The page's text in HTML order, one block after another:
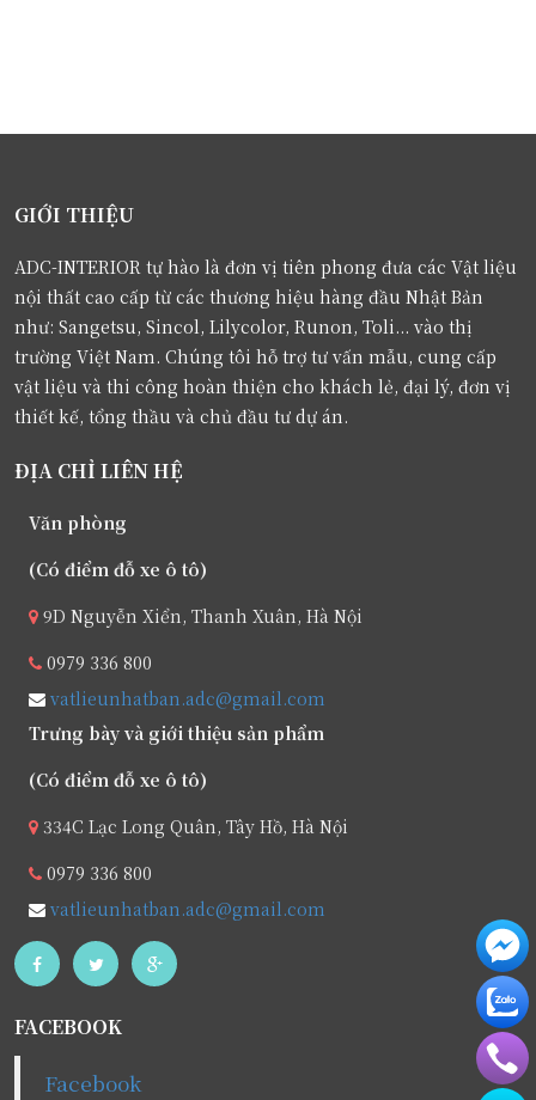
GIỚI THIỆU
ADC-INTERIOR tự hào là đơn vị tiên phong đưa các Vật liệu
nội thất cao cấp từ các thương hiệu hàng đầu Nhật Bản
như: Sangetsu, Sincol, Lilycolor, Runon, Toli... vào thị
trường Việt Nam. Chúng tôi hỗ trợ tư vấn mẫu, cung cấp
vật liệu và thi công hoàn thiện cho khách lẻ, đại lý, đơn vị
thiết kế, tổng thầu và chủ đầu tư dự án.
ĐỊA CHỈ LIÊN HỆ
Văn phòng
(Có điểm đỗ xe ô tô)
9D Nguyễn Xiển, Thanh Xuân, Hà Nội
0979 336 800
vatlieunhatban.adc@gmail.com
Trưng bày và giới thiệu sản phẩm
(Có điểm đỗ xe ô tô)
334C Lạc Long Quân, Tây Hồ, Hà Nội
0979 336 800
vatlieunhatban.adc@gmail.com
FACEBOOK
Facebook